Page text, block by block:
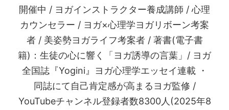
開催中 / ヨガインストラクター養成講師 / 心理
カウンセラー / ヨガ×心理学ヨガリボーン考案
者 / 美姿勢ヨガライフ考案者 / 著書(電子書
籍)：生徒の心に響く「ヨガ誘導の言葉」/ ヨガ
全国誌『Yogini』ヨガ心理学エッセイ連載 ・
同誌にて自己肯定感が高まるヨガ監修 /
YouTubeチャンネル登録者数8300人(2025年8